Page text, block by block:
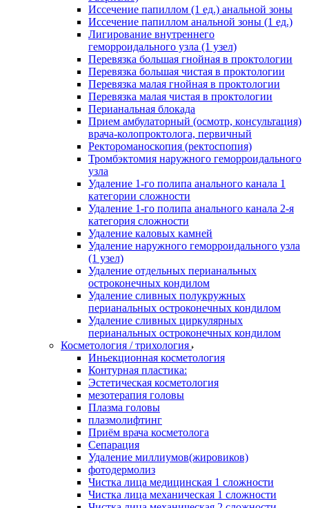
Иссечение папиллом (1 ед.) анальной зоны
Иссечение папиллом анальной зоны (1 ед.)
Лигирование внутреннего
геморроидального узла (1 узел)
Перевязка большая гнойная в проктологии
Перевязка большая чистая в проктологии
Перевязка малая гнойная в проктологии
Перевязка малая чистая в проктологии
Перианальная блокада
Прием амбулаторный (осмотр, консультация)
врача-колопроктолога, первичный
Ректороманоскопия (ректоспопия)
Тромбэктомия наружного геморроидального
узла
Удаление 1-го полипа анального канала 1
категории сложности
Удаление 1-го полипа анального канала 2-я
категория сложности
Удаление каловых камней
Удаление наружного геморроидального узла
(1 узел)
Удаление отдельных перианальных
остроконечных кондилом
Удаление сливных полукружных
перианальных остроконечных кондилом
Удаление сливных циркулярных
перианальных остроконечных кондилом
Косметология / трихология
Иньекционная косметология
Контурная пластика:
Эстетическая косметология
мезотерапия головы
Плазма головы
плазмолифтинг
Приём врача косметолога
Сепарация
Удаление миллиумов(жировиков)
фотодермолиз
Чистка лица медицинская 1 сложности
Чистка лица механическая 1 сложности